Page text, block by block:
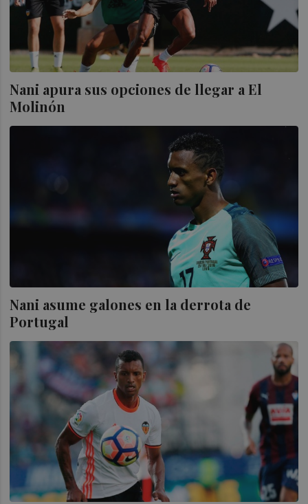
Nani apura sus opciones de llegar a El
Molinón
Nani asume galones en la derrota de
Portugal